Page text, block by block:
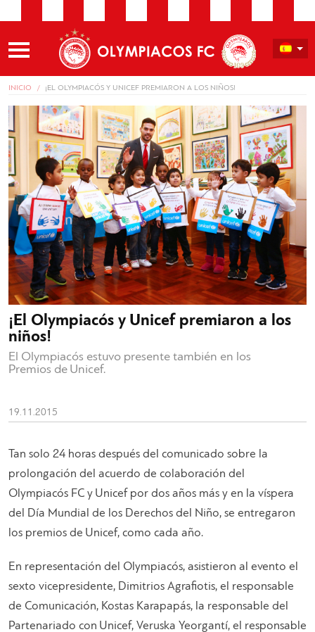
INICIO ¡EL OLYMPIACÓS Y UNICEF PREMIARON A LOS NIÑOS!
¡El Olympiacós y Unicef premiaron a los
niños!
El Olympiacós estuvo presente también en los
Premios de Unicef.
19.11.2015
Tan solo 24 horas después del comunicado sobre la
prolongación del acuerdo de colaboración del
Olympiacós FC y Unicef por dos años más y en la víspera
del Día Mundial de los Derechos del Niño, se entregaron
los premios de Unicef, como cada año.
En representación del Olympiacós, asistieron al evento el
sexto vicepresidente, Dimitrios Agrafiotis, el responsable
de Comunicación, Kostas Karapapás, la responsable del
Partenariado con Unicef, Veruska Yeorgantí, el responsable